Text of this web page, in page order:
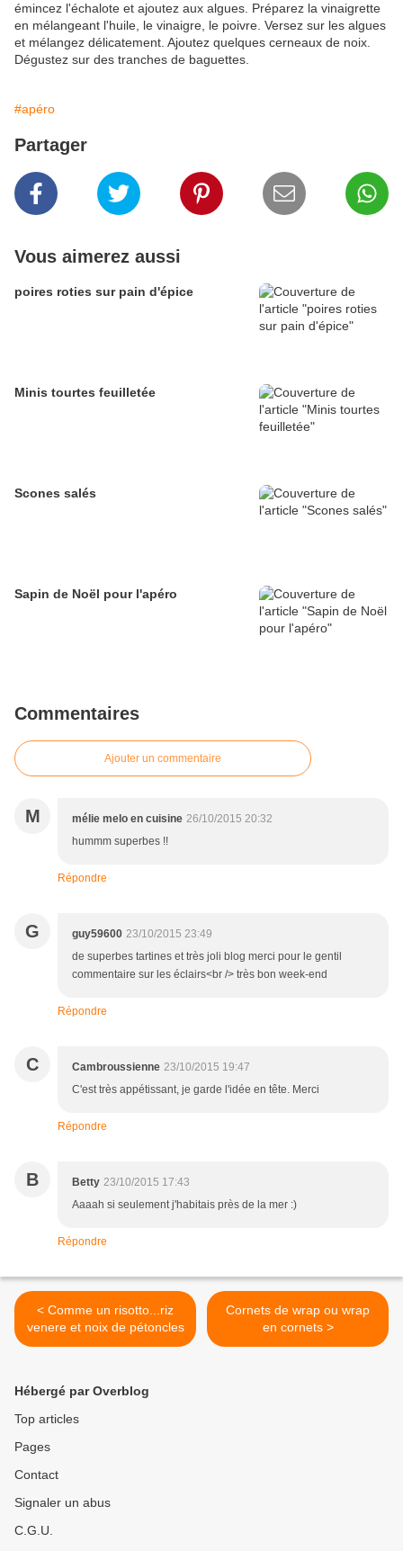
émincez l'échalote et ajoutez aux algues. Préparez la vinaigrette
en mélangeant l'huile, le vinaigre, le poivre. Versez sur les algues
et mélangez délicatement. Ajoutez quelques cerneaux de noix.
Dégustez sur des tranches de baguettes.
#apéro
Partager
Vous aimerez aussi
poires roties sur pain d'épice
Minis tourtes feuilletée
Scones salés
Sapin de Noël pour l'apéro
Commentaires
Ajouter un commentaire
M mélie melo en cuisine 26/10/2015 20:32
hummm superbes !!
Répondre
G guy59600 23/10/2015 23:49
de superbes tartines et très joli blog merci pour le gentil
commentaire sur les éclairs<br /> très bon week-end
Répondre
C Cambroussienne 23/10/2015 19:47
C'est très appétissant, je garde l'idée en tête. Merci
Répondre
B Betty 23/10/2015 17:43
Aaaah si seulement j'habitais près de la mer :)
Répondre
< Comme un risotto...riz
venere et noix de pétoncles
Cornets de wrap ou wrap
en cornets >
Hébergé par Overblog
Top articles
Pages
Contact
Signaler un abus
C.G.U.